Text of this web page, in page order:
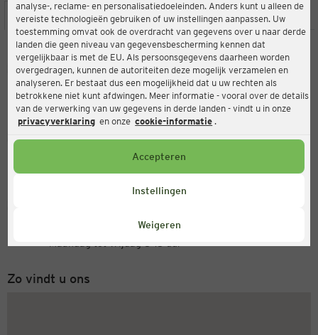
analyse-, reclame- en personalisatiedoeleinden. Anders kunt u alleen de
vereiste technologieën gebruiken of uw instellingen aanpassen. Uw
toestemming omvat ook de overdracht van gegevens over u naar derde
landen die geen niveau van gegevensbescherming kennen dat
vergelijkbaar is met de EU. Als persoonsgegevens daarheen worden
overgedragen, kunnen de autoriteiten deze mogelijk verzamelen en
analyseren. Er bestaat dus een mogelijkheid dat u uw rechten als
betrokkene niet kunt afdwingen. Meer informatie - vooral over de details
van de verwerking van uw gegevens in derde landen - vindt u in onze
privacyverklaring en onze cookie-informatie .
Accepteren
Instellingen
Weigeren
LOCATIE SERVICES ASSORTIMENT ACTIES
Ernsting's family
Rottendorfer Straße 65, 97074 Würzburg
Open
Openingstijden vandaag:
+31 (0) 543 20 50 15
Zo vindt u ons